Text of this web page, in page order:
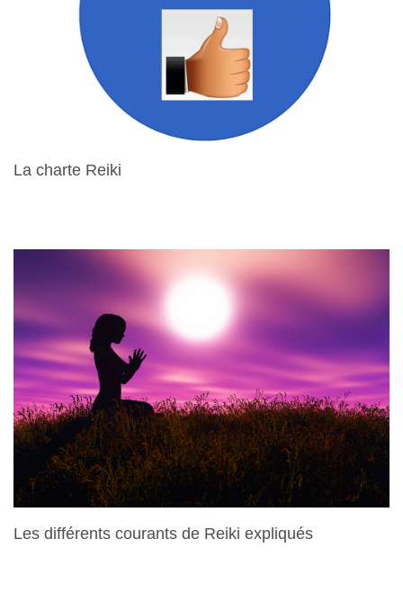
La charte Reiki
Les différents courants de Reiki expliqués